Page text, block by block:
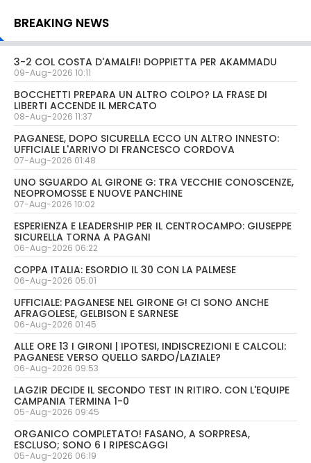
BREAKING NEWS
3-2 COL COSTA D'AMALFI! DOPPIETTA PER AKAMMADU
09-Aug-2026 10:11
BOCCHETTI PREPARA UN ALTRO COLPO? LA FRASE DI
LIBERTI ACCENDE IL MERCATO
08-Aug-2026 11:37
PAGANESE, DOPO SICURELLA ECCO UN ALTRO INNESTO:
UFFICIALE L'ARRIVO DI FRANCESCO CORDOVA
07-Aug-2026 01:48
UNO SGUARDO AL GIRONE G: TRA VECCHIE CONOSCENZE,
NEOPROMOSSE E NUOVE PANCHINE
07-Aug-2026 10:02
ESPERIENZA E LEADERSHIP PER IL CENTROCAMPO: GIUSEPPE
SICURELLA TORNA A PAGANI
06-Aug-2026 06:22
COPPA ITALIA: ESORDIO IL 30 CON LA PALMESE
06-Aug-2026 05:01
UFFICIALE: PAGANESE NEL GIRONE G! CI SONO ANCHE
AFRAGOLESE, GELBISON E SARNESE
06-Aug-2026 01:45
ALLE ORE 13 I GIRONI | IPOTESI, INDISCREZIONI E CALCOLI:
PAGANESE VERSO QUELLO SARDO/LAZIALE?
06-Aug-2026 09:53
LAGZIR DECIDE IL SECONDO TEST IN RITIRO. CON L'EQUIPE
CAMPANIA TERMINA 1-0
05-Aug-2026 09:45
ORGANICO COMPLETATO! FASANO, A SORPRESA,
ESCLUSO; SONO 6 I RIPESCAGGI
05-Aug-2026 06:19